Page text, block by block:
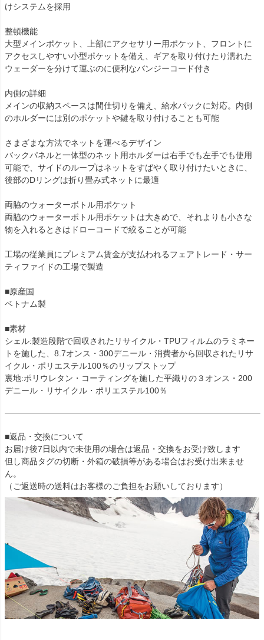
けシステムを採用
整頓機能
大型メインポケット、上部にアクセサリー用ポケット、フロントに
アクセスしやすい小型ポケットを備え、ギアを取り付けたり濡れた
ウェーダーを分けて運ぶのに便利なバンジーコード付き
内側の詳細
メインの収納スペースは間仕切りを備え、給水パックに対応。内側
のホルダーには別のポケットや鍵を取り付けることも可能
さまざまな方法でネットを運べるデザイン
バックパネルと一体型のネット用ホルダーは右手でも左手でも使用
可能で、サイドのループはネットをすばやく取り付けたいときに、
後部のDリングは折り畳み式ネットに最適
両脇のウォーターボトル用ポケット
両脇のウォーターボトル用ポケットは大きめで、それよりも小さな
物を入れるときはドローコードで絞ることが可能
工場の従業員にプレミアム賃金が支払われるフェアトレード・サー
ティファイドの工場で製造
■原産国
ベトナム製
■素材
シェル:製造段階で回収されたリサイクル・TPUフィルムのラミネー
トを施した、8.7オンス・300デニール・消費者から回収されたリサ
イクル・ポリエステル100％のリップストップ
裏地:ポリウレタン・コーティングを施した平織りの３オンス・200
デニール・リサイクル・ポリエステル100％
■返品・交換について
お届け後7日以内で未使用の場合は返品・交換をお受け致します
但し商品タグの切断・外箱の破損等がある場合はお受け出来ませ
ん。
（ご返送時の送料はお客様のご負担をお願いしております）